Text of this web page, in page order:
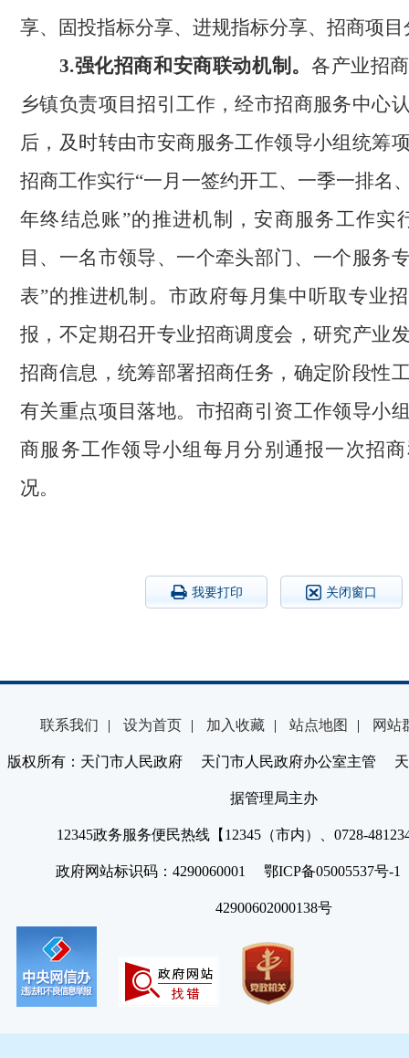
享、固投指标分享、进规指标分享、招商项
3.强化招商和安商联动机制。 各产业招
乡镇负责项目招引工作，经市招商服务中心
后，及时转由市安商服务工作领导小组统筹
招商工作实行“一月一签约开工、一季一排名
年终结总账”的推进机制，安商服务工作实
目、一名市领导、一个牵头部门、一个服务
表”的推进机制。市政府每月集中听取专业
报，不定期召开专业招商调度会，研究产业
招商信息，统筹部署招商任务，确定阶段性
有关重点项目落地。市招商引资工作领导小
商服务工作领导小组每月分别通报一次招
况。
我要打印 关闭窗口
联系我们 | 设为首页 | 加入收藏 | 站点地图 | 网站
版权所有：天门市人民政府 天门市人民政府办公室主管 天
据管理局主办
12345政务服务便民热线【12345（市内）、0728-
政府网站标识码：4290060001 鄂ICP备05005537号
42900602000138号